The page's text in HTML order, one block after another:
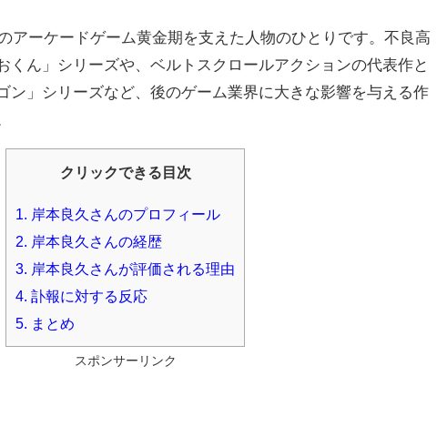
アーケードゲーム黄金期を支えた人物のひとりです。不良高
くん」シリーズや、ベルトスクロールアクションの代表作と
ン」シリーズなど、後のゲーム業界に大きな影響を与える作
クリックできる目次
1.
岸本良久さんのプロフィール
2.
岸本良久さんの経歴
3.
岸本良久さんが評価される理由
4. 訃報に対する反応
5.
まとめ
スポンサーリンク